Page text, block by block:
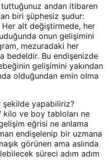
andan itibaren
biri şüphesiz şudur:
Her alt değiştirmede, her
onun gelişimini
mezuradaki her
bedeldir. Bu endişenizde
gelişimini yakından
olduğundan emin olma
şekilde yapabiliriz?
ve boy tabloları ne
eğrisi ne anlama
endişelenip bir uzmana
görünen ama aslında
süreci adım adım